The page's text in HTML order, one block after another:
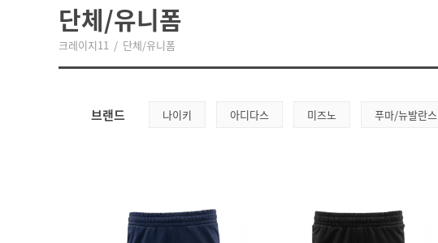
단체/유니폼
크레이지11 / 단체/유니폼
브랜드 나이키 아디다스 미즈노 푸마/뉴발란스